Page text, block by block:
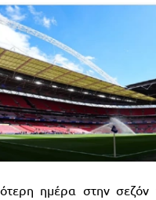
ημέρα στην σεζόν